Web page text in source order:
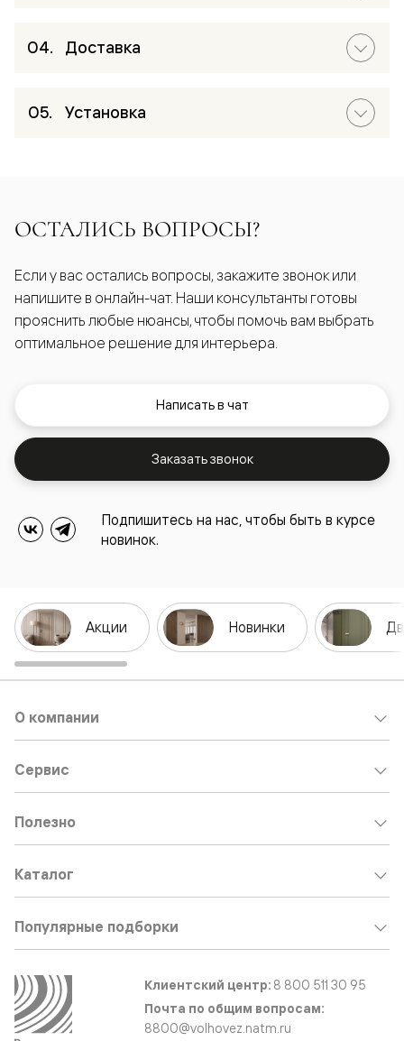
Доставка
Установка
ОСТАЛИСЬ ВОПРОСЫ?
Если у вас остались вопросы, закажите звонок или
напишите в онлайн-чат. Наши консультанты готовы
прояснить любые нюансы, чтобы помочь вам выбрать
оптимальное решение для интерьера.
Написать в чат
Заказать звонок
Подпишитесь на нас, чтобы быть в курсе
новинок.
Акции Новинки
О компании
Сервис
Полезно
Каталог
Популярные подборки
Клиентский центр: 8 800 511 30 95
Почта по общим вопросам:
8800@volhovez.natm.ru